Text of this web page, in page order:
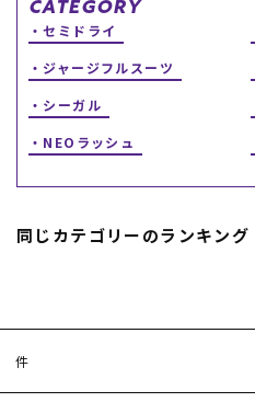
CONTENTS
特集一覧
RIDE LIFE MAGAZINE一
覧
スタッフスナップ
中古/アウトレット サー
CATEGORY
セミドライ
ジャージフルスーツ
シーガル
NEOラッシュ
同じカテゴリーのランキング
件